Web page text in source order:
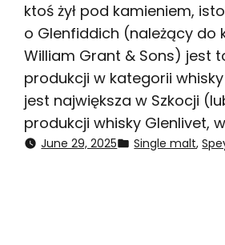
ktoś żył pod kamieniem,
o Glenfiddich (należący do
William Grant & Sons) jest
produkcji w kategorii
jest największa w Szkocji
produkcji whisky Glenlivet,
June 29, 2025 Single malt,